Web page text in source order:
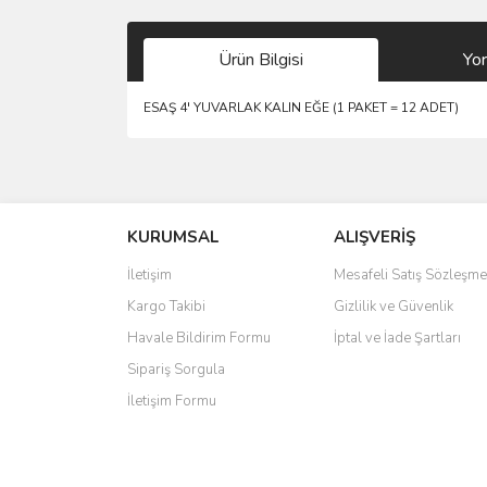
Ürün Bilgisi
ESAŞ 4' YUVARLAK KALIN EĞE (1 PAKET = 12 ADET)
Ürün resmi kalitesiz, bozuk veya görüntülenemiyor.
Ürün açıklamasında eksik bilgiler bulunuyor.
Ürün bilgilerinde hatalar bulunuyor.
Ürün fiyatı diğer sitelerden daha pahalı.
Bu ürüne benzer farklı alternatifler olmalı.
KURUMSAL
İletişim
Kargo Takibi
Havale Bildirim Formu
Sipariş Sorgula
İletişim Formu
ALIŞVERİŞ
Mesafeli Satış
Gizlilik ve Güvenlik
İptal ve İade Şartları